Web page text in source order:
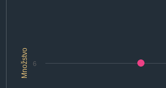
Množstvo 6